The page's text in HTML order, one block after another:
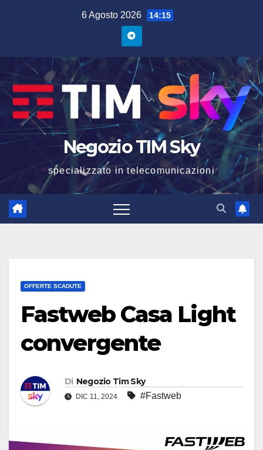
6 Agosto 2026 14:15
Negozio TIM Sky
specializzato in telecomunicazioni
OFFERTE SCADUTE
Fastweb Casa Light
convergente
Di Negozio Tim Sky
DIC 11, 2024 #Fastweb